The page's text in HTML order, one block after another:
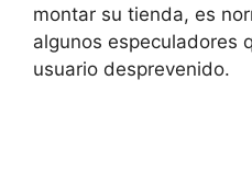
montar su tienda, es
algunos especuladores
usuario desprevenido.